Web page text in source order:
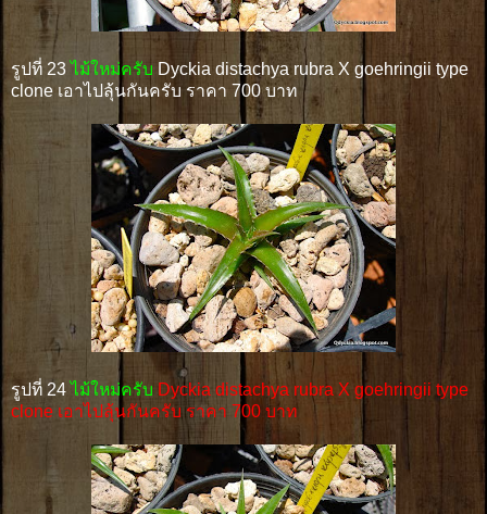
รูปที่ 23ไม้ใหม่ครับ Dyckia distachya rubra X goehringii type
clone เอาไปลุ้นกันครับ ราคา 700 บาท
รูปที่ 24ไม้ใหม่ครับ Dyckia distachya rubra X goehringii type
clone เอาไปลุ้นกันครับ ราคา 700 บาท